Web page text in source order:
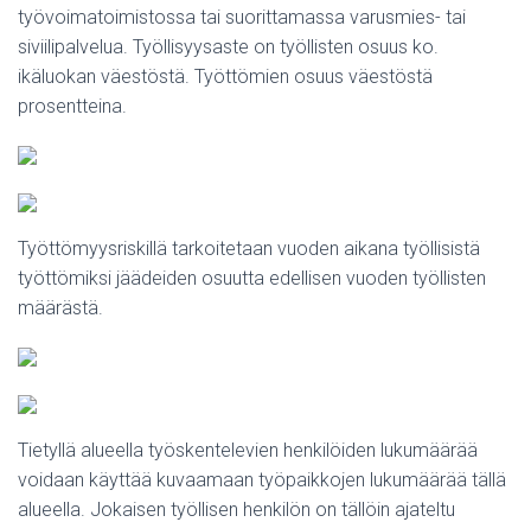
työvoimatoimistossa tai suorittamassa varusmies- tai
siviilipalvelua. Työllisyysaste on työllisten osuus ko.
ikäluokan väestöstä. Työttömien osuus väestöstä
prosentteina.
Työttömyysriskillä tarkoitetaan vuoden aikana työllisistä
työttömiksi jäädeiden osuutta edellisen vuoden työllisten
määrästä.
Tietyllä alueella työskentelevien henkilöiden lukumäärää
voidaan käyttää kuvaamaan työpaikkojen lukumäärää tällä
alueella. Jokaisen työllisen henkilön on tällöin ajateltu